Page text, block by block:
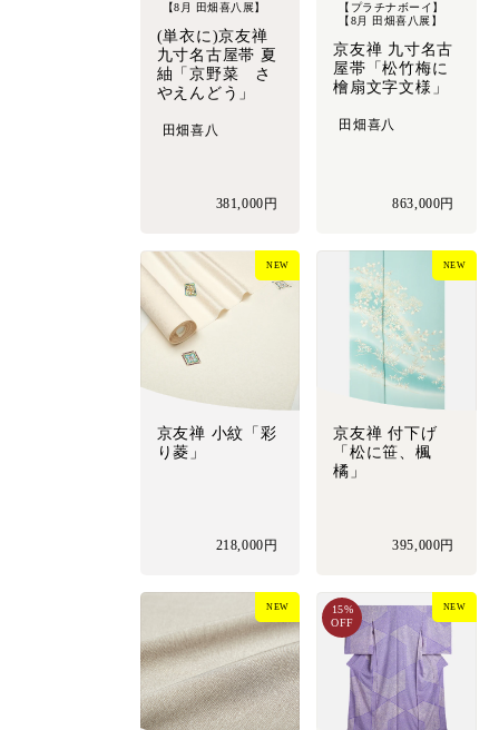
【8月 田畑喜八展】
(単衣に)京友禅
九寸名古屋帯 夏
紬「京野菜 さ
やえんどう」
田畑喜八
381,000円
【プラチナボーイ】
【8月 田畑喜八展】
京友禅 九寸名古
屋帯「松竹梅に
檜扇文字文様」
田畑喜八
863,000円
京友禅 小紋「彩
り菱」
218,000円
NEW
京友禅 付下げ
「松に笹、楓
橘」
395,000円
NEW
NEW NEW
15%
OFF